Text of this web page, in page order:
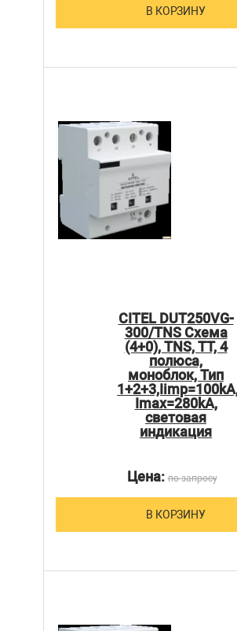
В КОРЗИНУ
CITEL DUT250VG-
300/TNS Схема
(4+0), TNS, TT, 4
полюса,
моноблок, Тип
Imax=280kA,
световая
индикация
Цена:по запросу
В КОРЗИНУ